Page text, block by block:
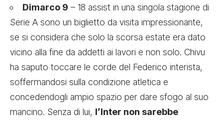
Dimarco 9 – 18 assist in una singola stagione di
Serie A sono un biglietto da visita impressionante,
se si considera che solo la scorsa estate era dato
vicino alla fine da addetti ai lavori e non solo. Chivu
ha saputo toccare le corde del Federico interista,
soffermandosi sulla condizione atletica e
concedendogli ampio spazio per dare sfogo al suo
mancino. Senza di lui, l’Inter non sarebbe